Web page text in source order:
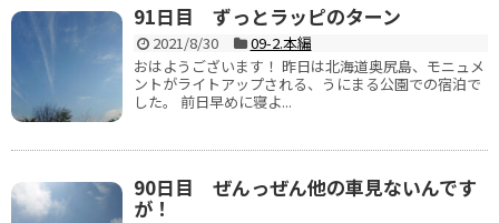
91日目 ずっとラッピのターン
2021/8/30
09-2.本編
おはようございます！ 昨日は北海道奥尻島、モニュメ
ントがライトアップされる、うにまる公園での宿泊で
した。 前日早めに寝よ...
90日目 ぜんっぜん他の車見ないんです
が！